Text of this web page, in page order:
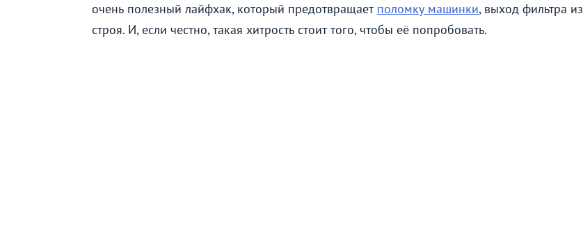
очень полезный лайфхак, который предотвращает поломку машинки, выход фильтра из
строя. И, если честно, такая хитрость стоит того, чтобы её попробовать.